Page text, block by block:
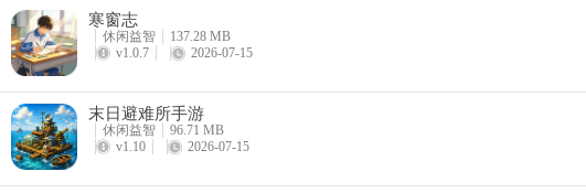
寒窗志
休闲益智
137.28 MB
v1.0.7
2026-07-15
末日避难所手游
休闲益智
96.71 MB
v1.10
2026-07-15